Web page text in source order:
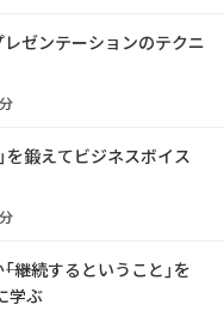
ゼンテーションのテクニ
を鍛えてビジネスボイス
継続するということ」を
学ぶ